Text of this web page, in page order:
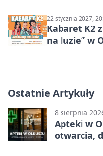
22 stycznia 2027,
Kabaret K2
na luzie” w
Ostatnie Artykuły
8 sierpnia
Apteki w
otwarcia,